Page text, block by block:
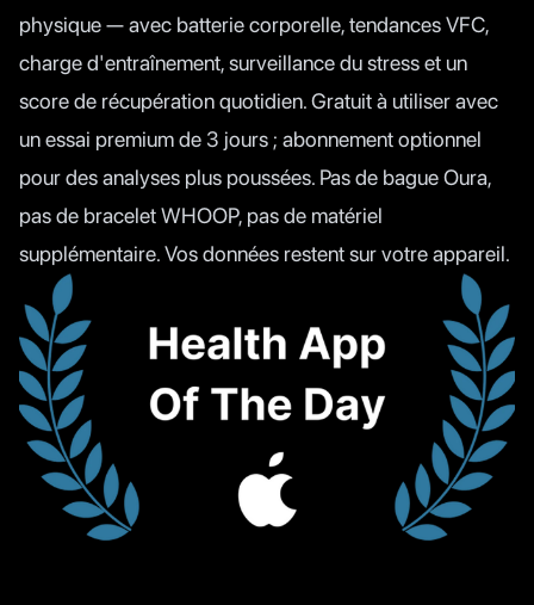
physique — avec batterie corporelle, tendances VFC,
charge d'entraînement, surveillance du stress et un
score de récupération quotidien. Gratuit à utiliser avec
un essai premium de 3 jours ; abonnement optionnel
pour des analyses plus poussées. Pas de bague Oura,
pas de bracelet WHOOP, pas de matériel
supplémentaire. Vos données restent sur votre appareil.